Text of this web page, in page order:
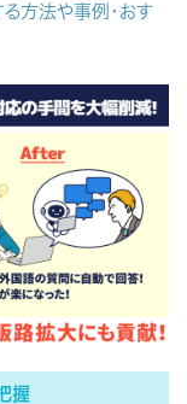
方法や事例・おす
握